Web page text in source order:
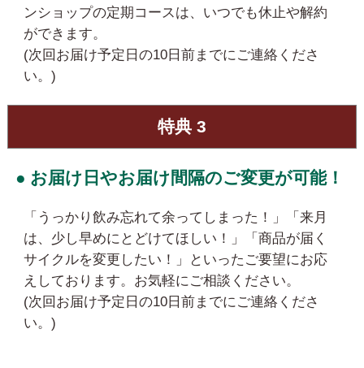
ンショップの定期コースは、いつでも休止や解約
ができます。
(次回お届け予定日の10日前までにご連絡くださ
い。)
特典 3
● お届け日やお届け間隔のご変更が可能！
「うっかり飲み忘れて余ってしまった！」「来月
は、少し早めにとどけてほしい！」「商品が届く
サイクルを変更したい！」といったご要望にお応
えしております。お気軽にご相談ください。
(次回お届け予定日の10日前までにご連絡くださ
い。)